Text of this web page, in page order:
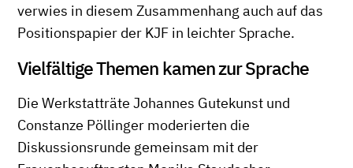
verwies in diesem Zusammenhang auch auf das
Positionspapier der KJF in leichter Sprache.
Vielfältige Themen kamen zur Sprache
Die Werkstatträte Johannes Gutekunst und
Constanze Pöllinger moderierten die
Diskussionsrunde gemeinsam mit der